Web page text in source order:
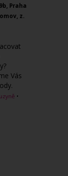
Praha
z.
Vás
•